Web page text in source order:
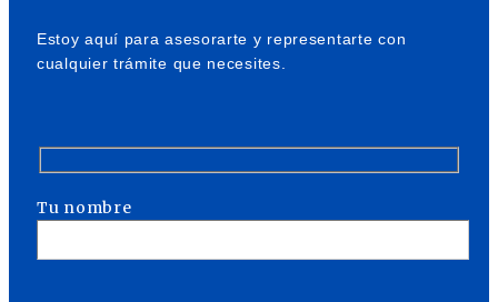
Estoy aquí para asesorarte y representarte con
cualquier trámite que necesites.
Tu nombre